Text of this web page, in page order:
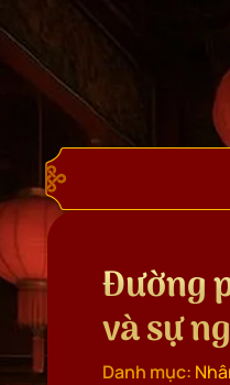
Đường
và sự
Danh mục: